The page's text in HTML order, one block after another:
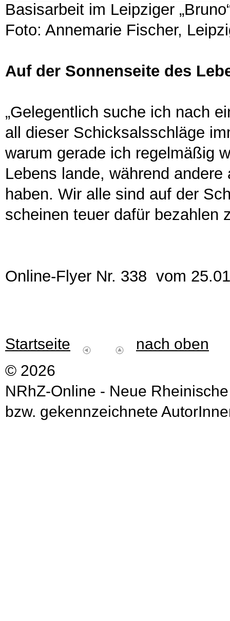
Basisarbeit im Leipziger
Foto: Annemarie Fischer,
Auf der Sonnenseite des
„Gelegentlich suche ich nach
all dieser Schicksalsschläge
warum gerade ich regelmäßig
Lebens lande, während
haben. Wir alle sind auf der
scheinen teuer dafür bezahlen
Online-Flyer Nr. 338 vom
Startseite
nach oben
© 2026
NRhZ-Online - Neue
bzw. gekennzeichnete